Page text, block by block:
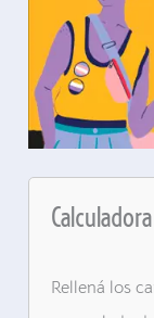
Rellená los